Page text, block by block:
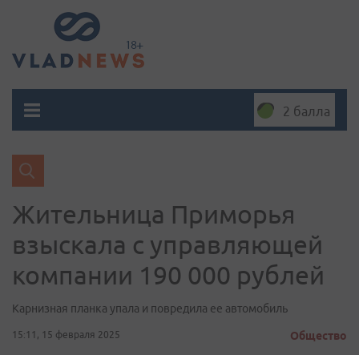
2 балла
Жительница Приморья
взыскала с управляющей
компании 190 000 рублей
Карнизная планка упала и повредила ее автомобиль
15:11, 15 февраля 2025 Общество